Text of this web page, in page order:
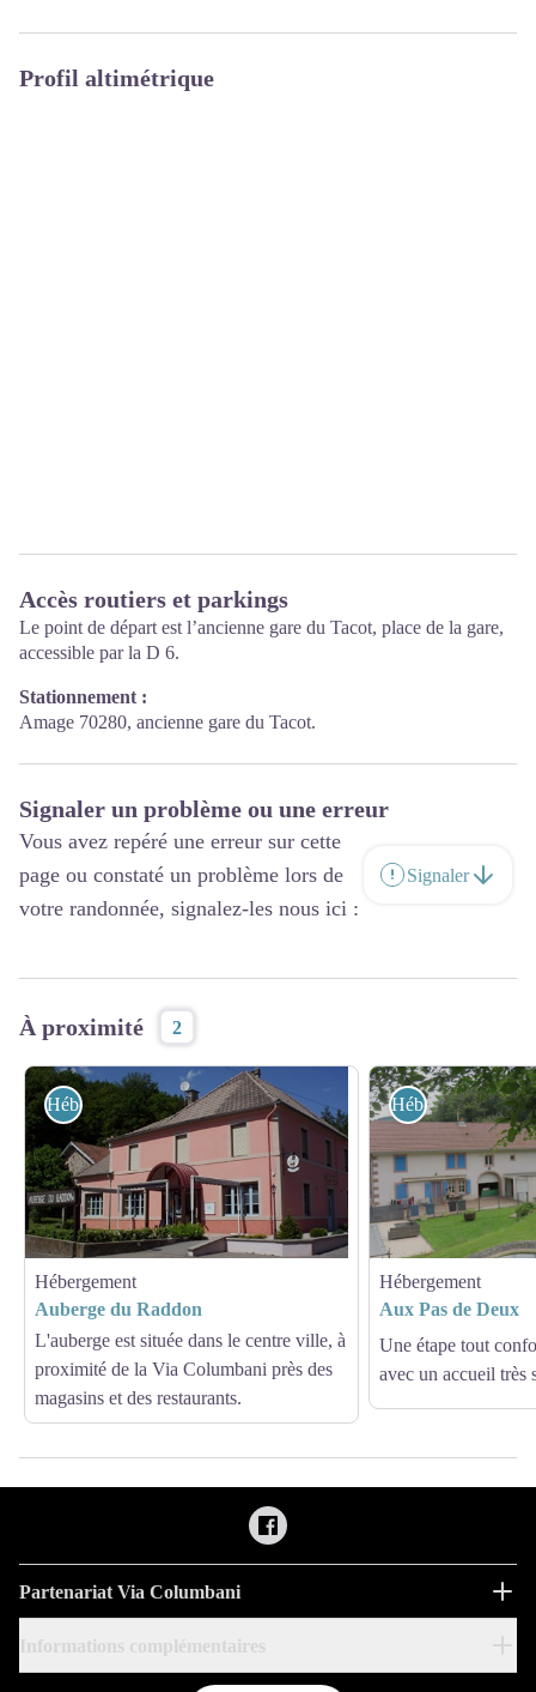
Profil altimétrique
Accès routiers et parkings
Le point de départ est l’ancienne gare du Tacot, place de la gare,
accessible par la D 6.
Stationnement :
Amage 70280, ancienne gare du Tacot.
Signaler un problème ou une erreur
Vous avez repéré une erreur sur cette
page ou constaté un problème lors de
votre randonnée, signalez-les nous ici :
Signaler
À proximité 2
Hébergement
Hébergement
Auberge du Raddon
L'auberge est située dans le centre ville, à
proximité de la Via Columbani près des
magasins et des restaurants.
Hébergement
Hébergement
Aux Pas de Deux
Une étape tout
avec un accueil très
Partenariat Via Columbani
Informations complémentaires